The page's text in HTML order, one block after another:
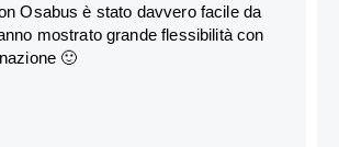
Osabus è stato davvero facile da
mostrato grande flessibilità con
🙂